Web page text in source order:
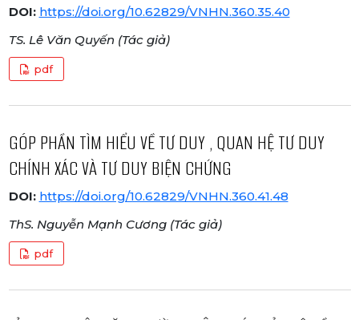
DOI: https://doi.org/10.62829/VNHN.360.35.40
TS. Lê Văn Quyến (Tác giả)
pdf
GÓP PHẦN TÌM HIỂU VỀ TƯ DUY , QUAN HỆ TƯ DUY
CHÍNH XÁC VÀ TƯ DUY BIỆN CHỨNG
DOI: https://doi.org/10.62829/VNHN.360.41.48
ThS. Nguyễn Mạnh Cương (Tác giả)
pdf